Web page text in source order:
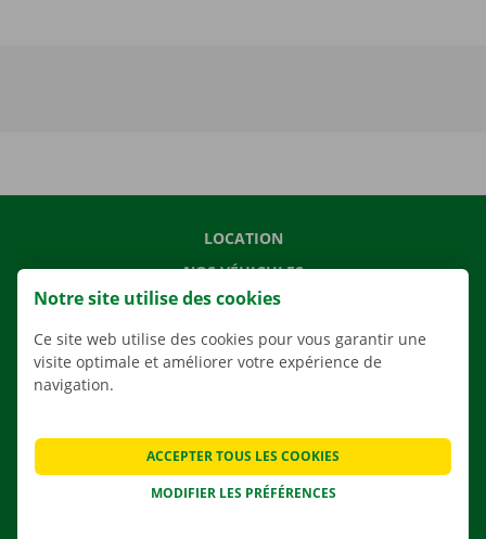
LOCATION
NOS VÉHICULES
NOS SERVICES
AGENCES
APPLI
Notre site utilise des cookies
Ce site web utilise des cookies pour vous garantir une
visite optimale et améliorer votre expérience de
navigation.
MODIFIER LES PRÉFÉRENCES
ACCEPTER TOUS LES COOKIES